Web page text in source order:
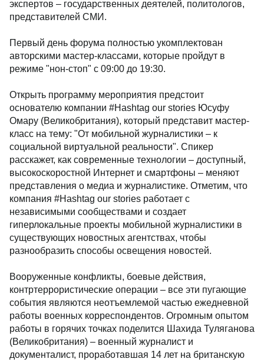
экспертов – государственных деятелей, политологов,
представителей СМИ.
Первый день форума полностью укомплектован
авторскими мастер-классами, которые пройдут в
режиме "нон-стоп" с 09:00 до 19:30.
Открыть программу мероприятия предстоит
основателю компании #Hashtag our stories Юсуфу
Омару (Великобритания), который представит мастер-
класс на тему: "От мобильной журналистики – к
социальной виртуальной реальности". Спикер
расскажет, как современные технологии – доступный,
высокоскоростной Интернет и смартфоны – меняют
представления о медиа и журналистике. Отметим, что
компания #Hashtag our stories работает с
независимыми сообществами и создает
гиперлокальные проекты мобильной журналистики в
существующих новостных агентствах, чтобы
разнообразить способы освещения новостей.
Вооруженные конфликты, боевые действия,
контртеррористические операции – все эти пугающие
события являются неотъемлемой частью ежедневной
работы военных корреспондентов. Огромным опытом
работы в горячих точках поделится Шахида Туляганова
(Великобритания) – военный журналист и
документалист, проработавшая 14 лет на британскую